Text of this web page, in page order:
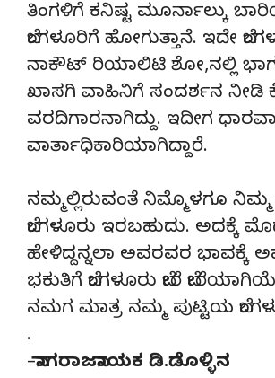
ತಿಂಗಳಿಗೆ ಕನಿಷ್ಟ ಮೂರ್ನಾಲ್ಕು
ಬೆಂಗಳೂರಿಗೆ ಹೋಗುತ್ತಾನೆ. ಇದೇ
ನಾಕೌಟ್ ರಿಯಾಲಿಟಿ ಶೋ,ನಲ್ಲಿ
ಖಾಸಗಿ ವಾಹಿನಿಗೆ ಸಂದರ್ಶನ ನೀಡಿ
ವರದಿಗಾರನಾಗಿದ್ದು. ಇದೀಗ
ವಾರ್ತಾಧಿಕಾರಿಯಾಗಿದ್ದಾರೆ.
ನಮ್ಮಲ್ಲಿರುವಂತೆ ನಿಮ್ಮೊಳಗೂ
ಬೆಂಗಳೂರು ಇರಬಹುದು. ಅದಕ್ಕೆ
ಹೇಳಿದ್ದನ್ನಲಾ ಅವರವರ ಭಾವಕ್ಕೆ
ಭಕುತಿಗೆ ಬೆಂಗಳೂರು ಬೇರೆ
ನಮಗ ಮಾತ್ರ ನಮ್ಮ ಪುಟ್ಟಿಯ
.
–ನಾಗರಾಜನಾಯಕ ಡಿ.ಡೊಳ್ಳಿನ